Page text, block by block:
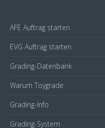
AFE Auftrag starten
EVG Auftrag starten
Grading-Datenbank
Warum Toygrade
Grading-Info
Grading-System